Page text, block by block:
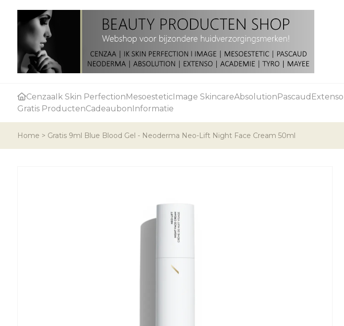
CenzaaIk Skin PerfectionMesoesteticImage SkincareAbsolutionPascaud Extenso
Gratis ProductenCadeaubonInformatie
Home > Gratis 9ml Blue Blood Gel - Neoderma Neo-Lift Night Face Cream 50ml